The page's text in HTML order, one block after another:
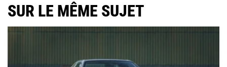
SUR LE MÊME SUJET